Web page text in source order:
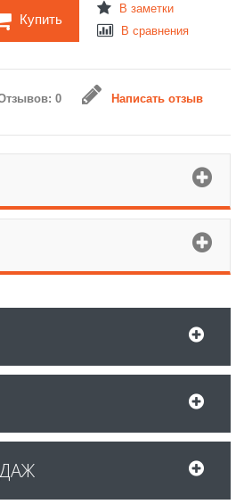
Купить
В заметки
В сравнения
0 Написать отзыв